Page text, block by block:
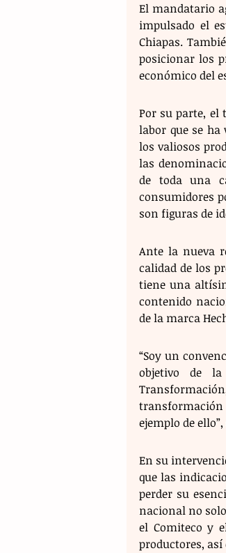
El mandatario
impulsado el
Chiapas.
posicionar los
económico del
Por su parte, el
labor que se
los valiosos
las
de toda una
consumidores
son figuras de
Ante la nueva
calidad de los
tiene una
contenido
de la marca
“Soy un
objetivo de la
ejemplo de
En su
que las
perder su
nacional no
el Comiteco y
productores,